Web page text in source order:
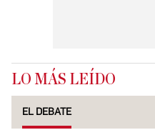
LO MÁS LEÍDO
EL DEBATE